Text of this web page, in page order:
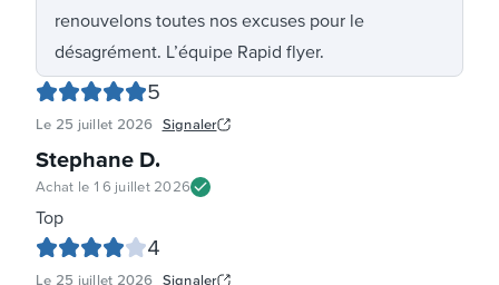
renouvelons toutes nos excuses pour le
désagrément. L’équipe Rapid flyer.
5
Le 25 juillet 2026 Signaler
Stephane D.
Achat le 16 juillet 2026
Top
4
Le 25 juillet 2026 Signaler